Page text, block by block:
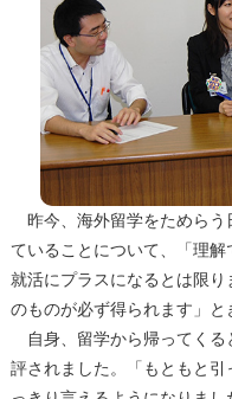
昨今、海外留学をためらう
ていることについて、「理解
就活にプラスになるとは限
のものが必ず得られます」と
自身、留学から帰ってくる
評されました。「もともと